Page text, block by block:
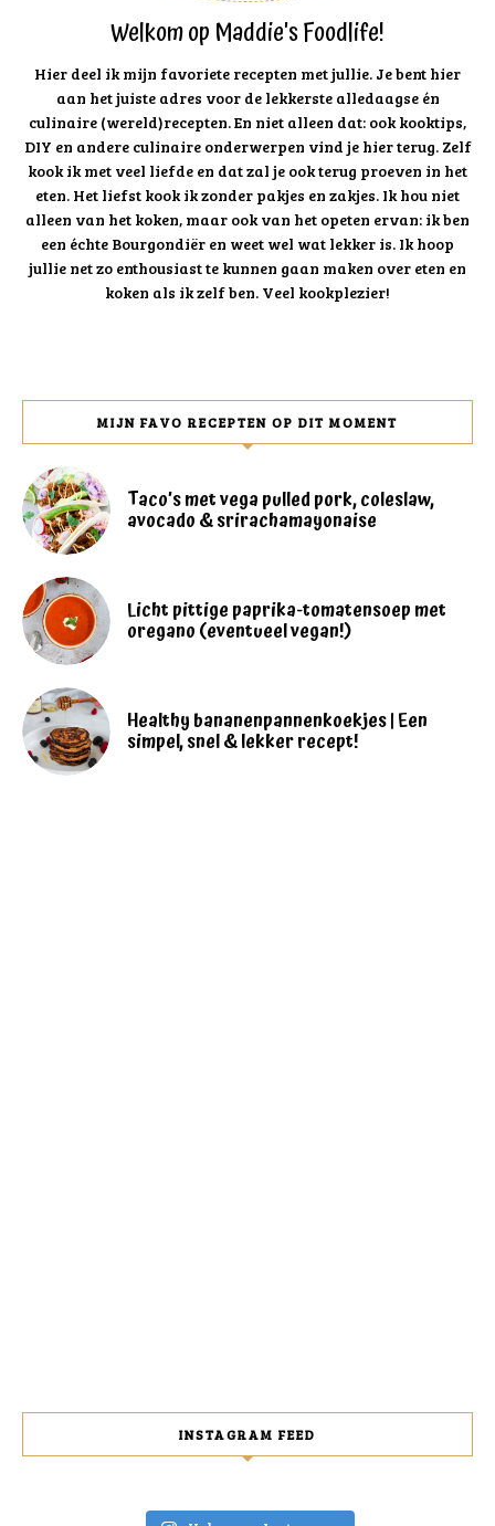
Welkom op Maddie's Foodlife!
Hier deel ik mijn favoriete recepten met jullie. Je bent hier
aan het juiste adres voor de lekkerste alledaagse én
culinaire (wereld)recepten. En niet alleen dat: ook kooktips,
DIY en andere culinaire onderwerpen vind je hier terug. Zelf
kook ik met veel liefde en dat zal je ook terug proeven in het
eten. Het liefst kook ik zonder pakjes en zakjes. Ik hou niet
alleen van het koken, maar ook van het opeten ervan: ik ben
een échte Bourgondiër en weet wel wat lekker is. Ik hoop
jullie net zo enthousiast te kunnen gaan maken over eten en
koken als ik zelf ben. Veel kookplezier!
MIJN FAVO RECEPTEN OP DIT MOMENT
Taco’s met vega pulled pork, coleslaw,
avocado & srirachamayonaise
Licht pittige paprika-tomatensoep met
oregano (eventueel vegan!)
Healthy bananenpannenkoekjes | Een
simpel, snel & lekker recept!
INSTAGRAM FEED